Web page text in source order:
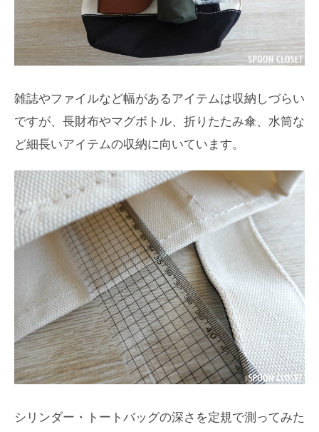
雑誌やファイルなど幅があるアイテムは収納しづらい
ですが、長財布やマグボトル、折りたたみ傘、水筒な
ど細長いアイテムの収納に向いています。
シリンダー・トートバッグの深さを定規で測ってみた